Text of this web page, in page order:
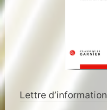
Lettre d’information